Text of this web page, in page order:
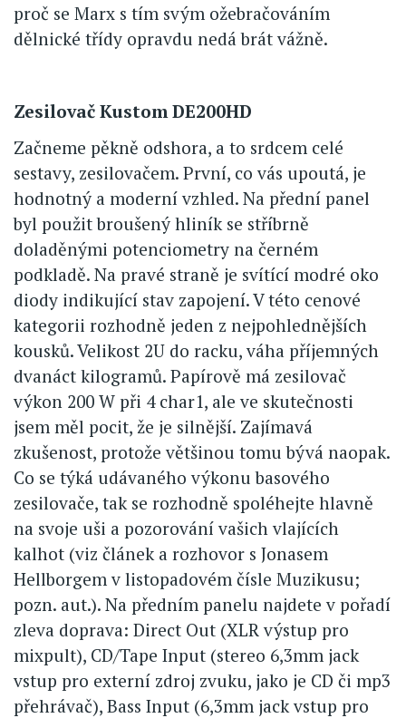
proč se Marx s tím svým ožebračováním
dělnické třídy opravdu nedá brát vážně.
Zesilovač Kustom DE200HD
Začneme pěkně odshora, a to srdcem celé
sestavy, zesilovačem. První, co vás upoutá, je
hodnotný a moderní vzhled. Na přední panel
byl použit broušený hliník se stříbrně
doladěnými potenciometry na černém
podkladě. Na pravé straně je svítící modré oko
diody indikující stav zapojení. V této cenové
kategorii rozhodně jeden z nejpohlednějších
kousků. Velikost 2U do racku, váha příjemných
dvanáct kilogramů. Papírově má zesilovač
výkon 200 W při 4 char1, ale ve skutečnosti
jsem měl pocit, že je silnější. Zajímavá
zkušenost, protože většinou tomu bývá naopak.
Co se týká udávaného výkonu basového
zesilovače, tak se rozhodně spoléhejte hlavně
na svoje uši a pozorování vašich vlajících
kalhot (viz článek a rozhovor s Jonasem
Hellborgem v listopadovém čísle Muzikusu;
pozn. aut.). Na předním panelu najdete v pořadí
zleva doprava: Direct Out (XLR výstup pro
mixpult), CD/Tape Input (stereo 6,3mm jack
vstup pro externí zdroj zvuku, jako je CD či mp3
přehrávač), Bass Input (6,3mm jack vstup pro